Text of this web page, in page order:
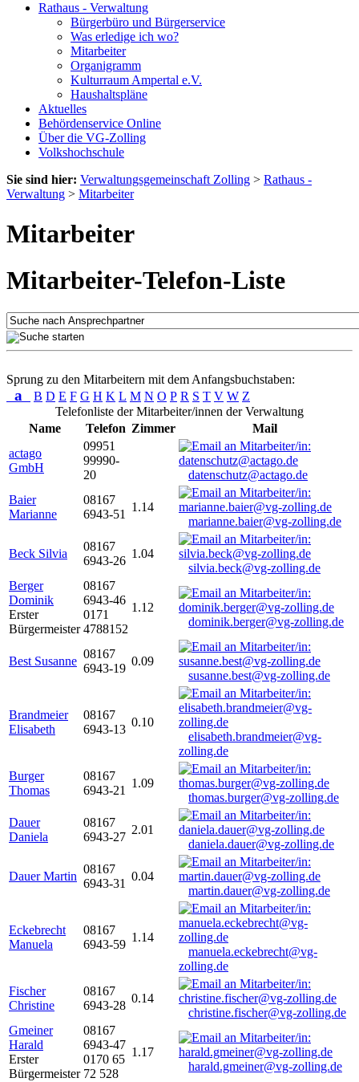
Rathaus - Verwaltung
Bürgerbüro und Bürgerservice
Was erledige ich wo?
Mitarbeiter
Organigramm
Kulturraum Ampertal e.V.
Haushaltspläne
Aktuelles
Behördenservice Online
Über die VG-Zolling
Volkshochschule
Sie sind hier: Verwaltungsgemeinschaft Zolling > Rathaus -
Verwaltung > Mitarbeiter
Mitarbeiter
Mitarbeiter-Telefon-Liste
Sprung zu den Mitarbeitern mit dem Anfangsbuchstaben:
a B D E F G H K L M N O P R S T V W Z
Telefonliste der Mitarbeiter/innen der Verwaltung
Name
Telefon Zimmer
Mail
actago
GmbH
09951
99990-
20
datenschutz@actago.de
Baier
Marianne
08167
6943-51
1.14
marianne.baier@vg-zolling.de
Beck Silvia
08167
6943-26
1.04
silvia.beck@vg-zolling.de
Berger
Dominik
Erster
Bürgermeister
08167
6943-46
0171
4788152
1.12
dominik.berger@vg-zolling.de
Best Susanne
08167
6943-19
0.09
susanne.best@vg-zolling.de
Brandmeier
Elisabeth
08167
6943-13
0.10
elisabeth.brandmeier@vg-
zolling.de
Burger
Thomas
08167
6943-21
1.09
thomas.burger@vg-zolling.de
Dauer
Daniela
08167
6943-27
2.01
daniela.dauer@vg-zolling.de
Dauer Martin
08167
6943-31
0.04
martin.dauer@vg-zolling.de
Eckebrecht
Manuela
08167
6943-59
1.14
manuela.eckebrecht@vg-
zolling.de
Fischer
Christine
08167
6943-28
0.14
christine.fischer@vg-zolling.de
Gmeiner
Harald
Erster
Bürgermeister
08167
6943-47
0170 65
72 528
1.17
harald.gmeiner@vg-zolling.de